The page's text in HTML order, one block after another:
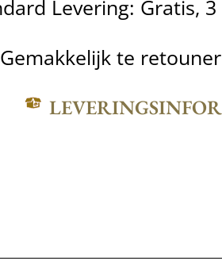
Levering: Gratis,
Gemakkelijk te